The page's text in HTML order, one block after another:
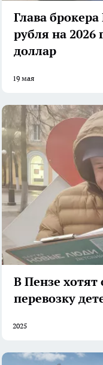
Глава
рубля на 2026
доллар
19 мая
В Пензе
перевозку
2025